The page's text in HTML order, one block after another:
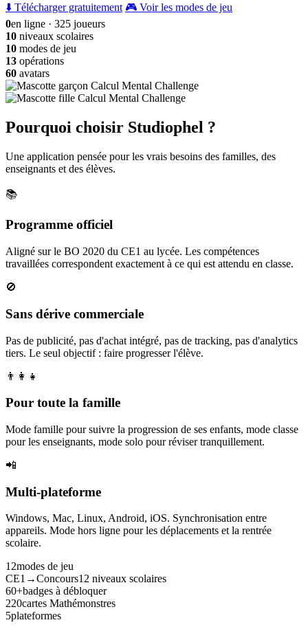
⬇️ Télécharger gratuitement 🎮 Voir les modes de jeu
0en ligne · 325 joueurs
10 niveaux scolaires
10 modes de jeu
13 opérations
60 avatars
Pourquoi choisir Studiophel ?
Une application pensée pour les vrais besoins des familles, des
enseignants et des élèves.
📚
Programme officiel
Aligné sur le BO 2020 du CE1 au lycée. Les compétences
travaillées correspondent exactement à ce qui est attendu en classe.
🚫
Sans dérive commerciale
Pas de publicité, pas d'achat intégré, pas de tracking, pas d'analytics
tiers. Le seul objectif : faire progresser l'élève.
👨‍👩‍👧
Pour toute la famille
Mode famille pour suivre la progression de ses enfants, mode classe
pour les enseignants, mode solo pour réviser tranquillement.
📲
Multi-plateforme
Windows, Mac, Linux, Android, iOS. Synchronisation entre
appareils. Mode hors ligne pour les déplacements et la rentrée
scolaire.
12modes de jeu
CE1→Concours12 niveaux scolaires
60+badges à débloquer
220cartes Mathémonstres
5plateformes